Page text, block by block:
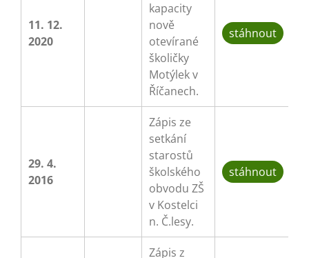
11. 12.
2020
kapacity
nově
otevírané
školičky
Motýlek v
Říčanech.
stáhnout
29. 4.
2016
Zápis ze
setkání
starostů
školského
obvodu ZŠ
v Kostelci
n. Č.lesy.
stáhnout
Zápis z